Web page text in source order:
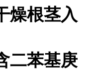
燥根茎入
二苯基庚